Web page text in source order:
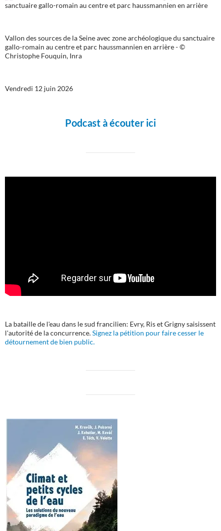
Vallon des sources de la Seine avec zone archéologique du sanctuaire
gallo-romain au centre et parc haussmannien en arrière - ©
Christophe Fouquin, Inra
Vendredi 12 juin 2026
Podcast à écouter ici
La bataille de l'eau dans le sud francilien: Evry, Ris et Grigny saisissent
l'autorité de la concurrence.Signez la pétition pour faire cesser le
détournement de bien public.